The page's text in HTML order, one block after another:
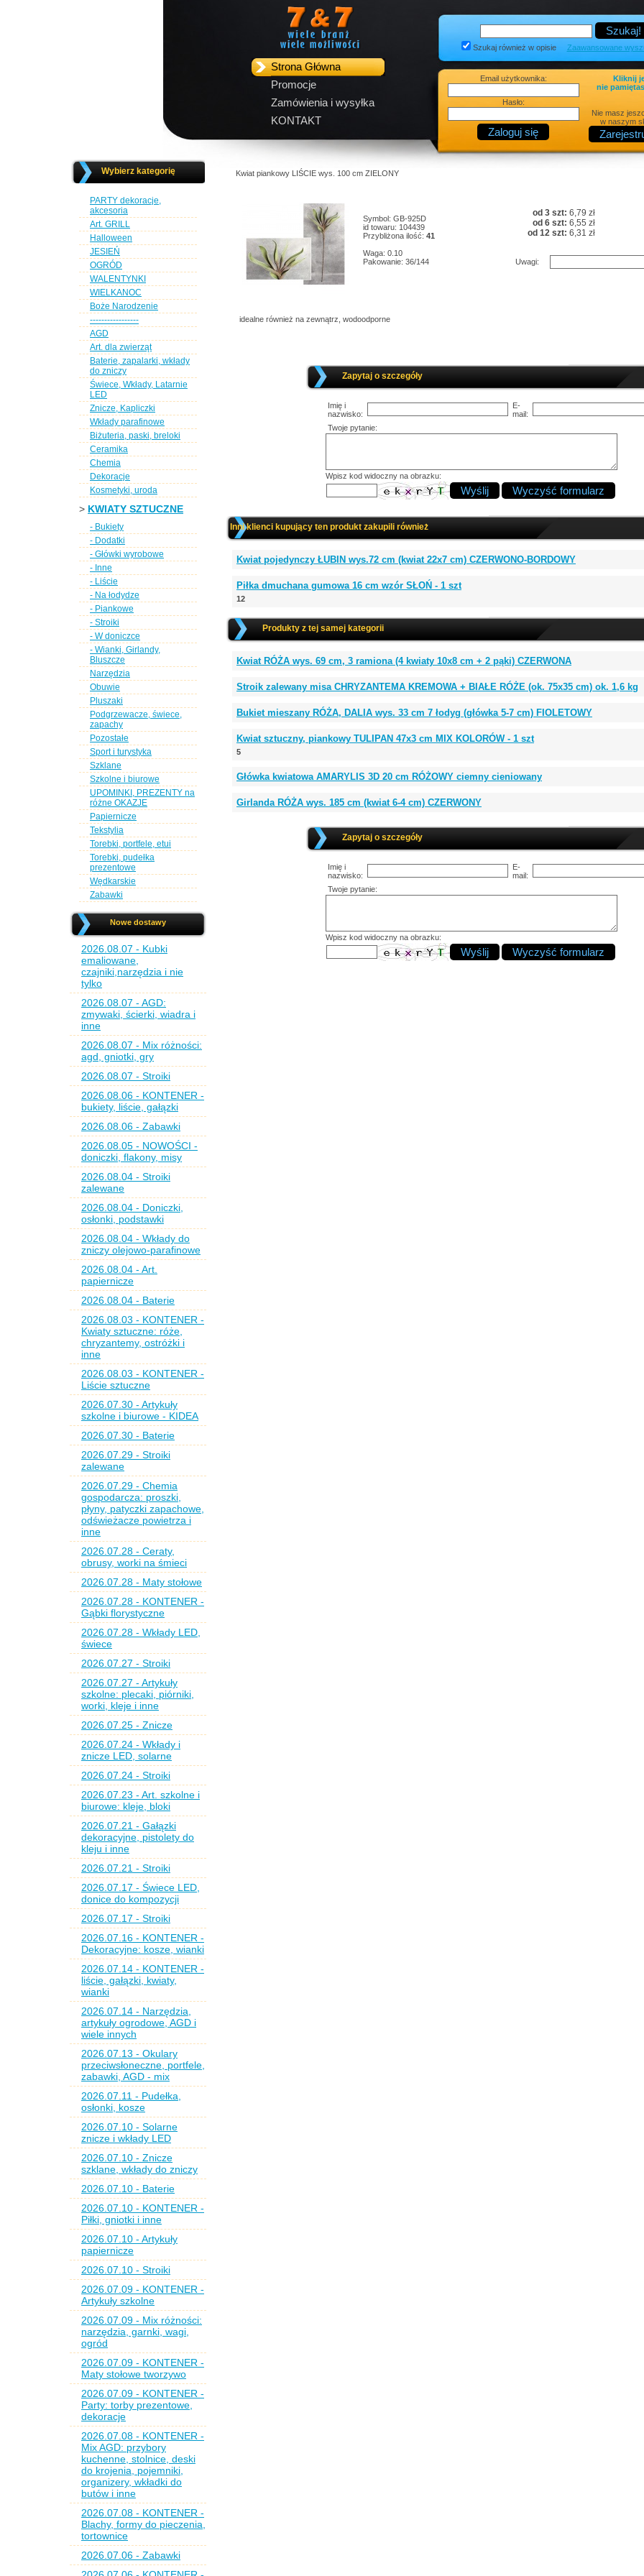
Strona Główna
Promocje
Zamówienia i wysyłka
KONTAKT
Szukaj również w opisie Zaawansowane
Email użytkownika:
Hasło:
Kliknij
nie
Nie masz
w naszym
Wybierz kategorię
PARTY dekoracje,
akcesoria
Art. GRILL
Halloween
JESIEŃ
OGRÓD
WALENTYNKI
WIELKANOC
Boże Narodzenie
-----------------
AGD
Art. dla zwierząt
Baterie, zapalarki, wkłady
do zniczy
Świece, Wkłady, Latarnie
LED
Znicze, Kapliczki
Wkłady parafinowe
Biżuteria, paski, breloki
Ceramika
Chemia
Dekoracje
Kosmetyki, uroda
> KWIATY SZTUCZNE
- Bukiety
- Dodatki
- Główki wyrobowe
- Inne
- Liście
- Na łodydze
- Piankowe
- Stroiki
- W doniczce
- Wianki, Girlandy,
Bluszcze
Narzędzia
Obuwie
Pluszaki
Podgrzewacze, świece,
zapachy
Pozostałe
Sport i turystyka
Szklane
Szkolne i biurowe
UPOMINKI, PREZENTY na
różne OKAZJE
Papiernicze
Tekstylia
Torebki, portfele, etui
Torebki, pudełka
prezentowe
Wędkarskie
Zabawki
Nowe dostawy
2026.08.07 - Kubki
emaliowane,
czajniki,narzędzia i nie
tylko
2026.08.07 - AGD:
zmywaki, ścierki, wiadra i
inne
2026.08.07 - Mix różności:
agd, gniotki, gry
2026.08.07 - Stroiki
2026.08.06 - KONTENER -
bukiety, liście, gałązki
2026.08.06 - Zabawki
2026.08.05 - NOWOŚCI -
doniczki, flakony, misy
2026.08.04 - Stroiki
zalewane
2026.08.04 - Doniczki,
osłonki, podstawki
2026.08.04 - Wkłady do
zniczy olejowo-parafinowe
2026.08.04 - Art.
papiernicze
2026.08.04 - Baterie
2026.08.03 - KONTENER -
Kwiaty sztuczne: róże,
chryzantemy, ostróżki i
inne
2026.08.03 - KONTENER -
Liście sztuczne
2026.07.30 - Artykuły
szkolne i biurowe - KIDEA
2026.07.30 - Baterie
2026.07.29 - Stroiki
zalewane
2026.07.29 - Chemia
gospodarcza: proszki,
płyny, patyczki zapachowe,
odświeżacze powietrza i
inne
2026.07.28 - Ceraty,
obrusy, worki na śmieci
2026.07.28 - Maty stołowe
2026.07.28 - KONTENER -
Gąbki florystyczne
2026.07.28 - Wkłady LED,
świece
2026.07.27 - Stroiki
2026.07.27 - Artykuły
szkolne: plecaki, piórniki,
worki, kleje i inne
2026.07.25 - Znicze
2026.07.24 - Wkłady i
znicze LED, solarne
2026.07.24 - Stroiki
2026.07.23 - Art. szkolne i
biurowe: kleje, bloki
2026.07.21 - Gałązki
dekoracyjne, pistolety do
kleju i inne
2026.07.21 - Stroiki
2026.07.17 - Świece LED,
donice do kompozycji
2026.07.17 - Stroiki
2026.07.16 - KONTENER -
Dekoracyjne: kosze, wianki
2026.07.14 - KONTENER -
liście, gałązki, kwiaty,
wianki
2026.07.14 - Narzędzia,
artykuły ogrodowe, AGD i
wiele innych
2026.07.13 - Okulary
przeciwsłoneczne, portfele,
zabawki, AGD - mix
2026.07.11 - Pudełka,
osłonki, kosze
2026.07.10 - Solarne
znicze i wkłady LED
2026.07.10 - Znicze
szklane, wkłady do zniczy
2026.07.10 - Baterie
2026.07.10 - KONTENER -
Piłki, gniotki i inne
2026.07.10 - Artykuły
papiernicze
2026.07.10 - Stroiki
2026.07.09 - KONTENER -
Artykuły szkolne
2026.07.09 - Mix różności:
narzędzia, garnki, wagi,
ogród
2026.07.09 - KONTENER -
Maty stołowe tworzywo
2026.07.09 - KONTENER -
Party: torby prezentowe,
dekoracje
2026.07.08 - KONTENER -
Mix AGD: przybory
kuchenne, stolnice, deski
do krojenia, pojemniki,
organizery, wkładki do
butów i inne
2026.07.08 - KONTENER -
Blachy, formy do pieczenia,
tortownice
2026.07.06 - Zabawki
Kwiat piankowy LIŚCIE wys. 100 cm ZIELONY
Symbol: GB-925D
id towaru: 104439
Przybliżona ilość: 41
Waga: 0.10
Pakowanie: 36/144
od 3 szt: 6,79 zł
od 6 szt: 6,55 zł
od 12 szt: 6,31 zł
Uwagi:
idealne również na zewnątrz, wodoodporne
Zapytaj o szczegóły
Imię i
nazwisko:
E-
mail:
Twoje pytanie:
Wpisz kod widoczny na obrazku:
Inni klienci kupujący ten produkt zakupili również
Kwiat pojedynczy ŁUBIN wys.72 cm (kwiat 22x7 cm) CZERWONO-BORDOWY
Piłka dmuchana gumowa 16 cm wzór SŁOŃ - 1 szt
12
Produkty z tej samej kategorii
Kwiat RÓŻA wys. 69 cm, 3 ramiona (4 kwiaty 10x8 cm + 2 pąki) CZERWONA
Stroik zalewany misa CHRYZANTEMA KREMOWA + BIAŁE RÓŻE (ok. 75x35 cm) ok. 1,6 kg
Bukiet mieszany RÓŻA, DALIA wys. 33 cm 7 łodyg (główka 5-7 cm) FIOLETOWY
Kwiat sztuczny, piankowy TULIPAN 47x3 cm MIX KOLORÓW - 1 szt
5
Główka kwiatowa AMARYLIS 3D 20 cm RÓŻOWY ciemny cieniowany
Girlanda RÓŻA wys. 185 cm (kwiat 6-4 cm) CZERWONY
Zapytaj o szczegóły
Imię i
nazwisko:
E-
mail:
Twoje pytanie:
Wpisz kod widoczny na obrazku: